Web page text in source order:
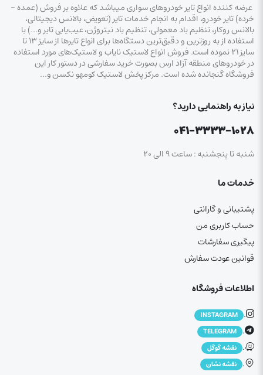
عرضه کننده انواع تایر خودروهای سواری میباشد که علاوه بر فروش (عمده –
خرده‌) تایر خودرو، اقدام به انجام خدمات تایر (تعویض، بالانس دیجیتالی،
بالانس روکار، تنظیم باد معمولی، تنظیم باد نیتروژن، عیب‌یابی تایر و…) با
استفاده از به روزترین و دقیق‌ترین دستگاه‌ها برای انواع تایرها از سایز ۱۳ تا
سایز ۲۱ نموده است. فروش انواع لاستیک‌ نایاب و لاستیک‌های مورد استفاده
در خودروهای منطقه آزاد ارس بصورت خرید سفارشی در دستور کار این
فروشگاه گنجانده شده است. مرکز پخش لاستیک کومهو نکسن و…
نیاز به راهنمایی دارید؟
۰۴۱-۳۳۳۳-۱۰۲۸
شنبه تا پنجشنبه : ساعت ۹ الی ۲۰
خدمات ما
پشتیبانی و گارانتی
حساب کاربری من
پیگیری سفارشات
قوانین عودت سفارش
اطلاعات فروشگاه
.
INSTAGRAM
.
TELEGRAM
. نقشه گوگل
. نقشه نشان